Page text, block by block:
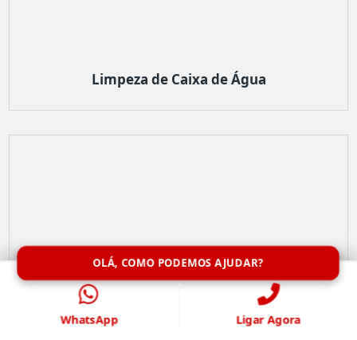
Limpeza de Caixa de Água
OLÁ, COMO PODEMOS AJUDAR?
WhatsApp Ligar Agora